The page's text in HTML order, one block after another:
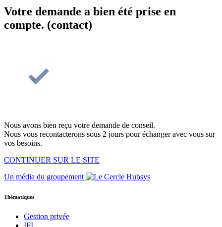
Votre demande a bien été prise en
compte. (contact)
Nous avons bien reçu votre demande de conseil.
Nous vous recontacterons sous 2 jours pour échanger avec vous sur
vos besoins.
CONTINUER SUR LE SITE
Un média du groupement
Thématiques
Gestion privée
IFI